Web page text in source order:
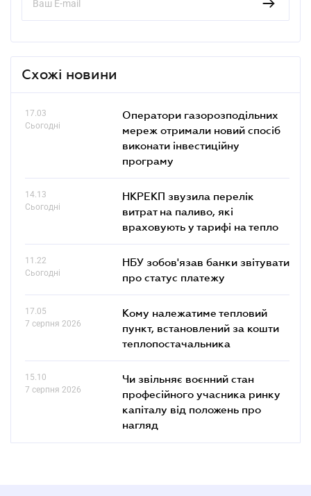
Схожі новини
17.03
Сьогодні
Оператори газорозподільних
мереж отримали новий спосіб
виконати інвестиційну
програму
14.13
Сьогодні
НКРЕКП звузила перелік
витрат на паливо, які
враховують у тарифі на тепло
11.22
Сьогодні
НБУ зобов'язав банки звітувати
про статус платежу
17.05
7 серпня 2026
Кому належатиме тепловий
пункт, встановлений за кошти
теплопостачальника
15.10
7 серпня 2026
Чи звільняє воєнний стан
професійного учасника ринку
капіталу від положень про
нагляд